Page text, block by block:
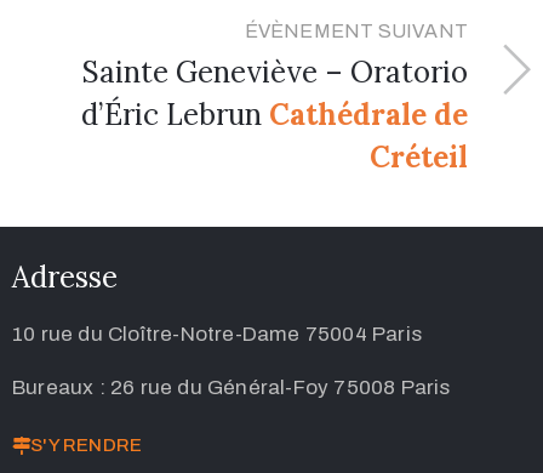
ÉVÈNEMENT SUIVANT
Sainte Geneviève – Oratorio
d’Éric Lebrun Cathédrale de
Créteil
Adresse
10 rue du Cloître-Notre-Dame 75004 Paris
Bureaux : 26 rue du Général-Foy 75008 Paris
S'Y RENDRE